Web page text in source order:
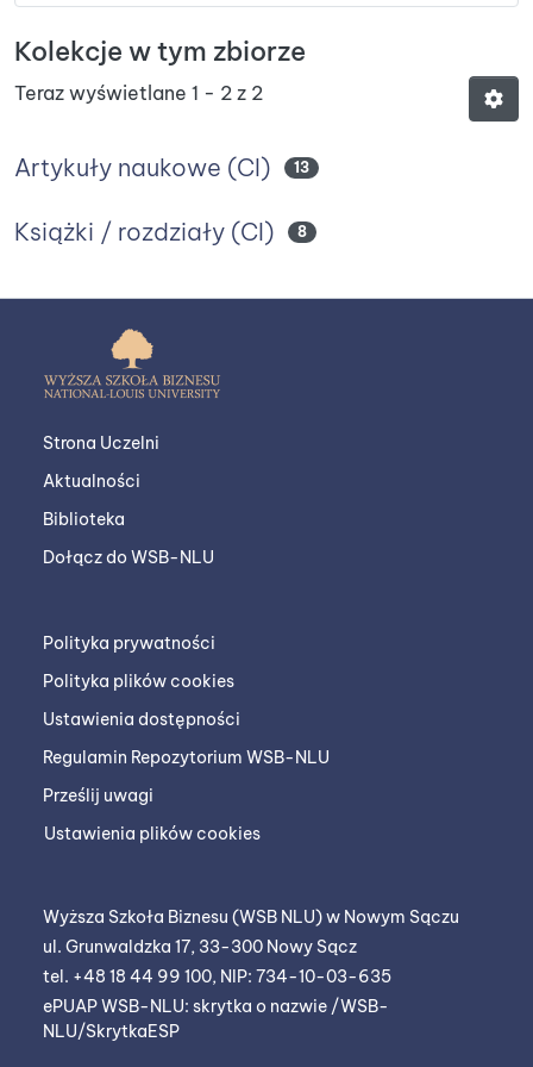
Kolekcje w tym zbiorze
Teraz wyświetlane 1 - 2 z 2
Artykuły naukowe (CI) 13
Książki / rozdziały (CI) 8
Strona Uczelni
Aktualności
Biblioteka
Dołącz do WSB-NLU
Polityka prywatności
Polityka plików cookies
Ustawienia dostępności
Regulamin Repozytorium WSB-NLU
Prześlij uwagi
Ustawienia plików cookies
Wyższa Szkoła Biznesu (WSB NLU) w Nowym Sączu
ul. Grunwaldzka 17, 33-300 Nowy Sącz
tel. +48 18 44 99 100, NIP: 734-10-03-635
ePUAP WSB-NLU: skrytka o nazwie /WSB-
NLU/SkrytkaESP